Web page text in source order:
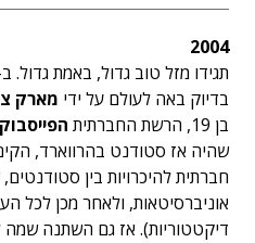
2004
בדיוק באה לעולם על ידי מארק
בן 19, הרשת החברתית
הפייסבוק
שהיה אז סטודנט בהרווארד,
חברתית להיכרויות בין
אוניברסיטאות, ולאחר מכן לכל
דיקטטוריות). אז גם השתנה שמה